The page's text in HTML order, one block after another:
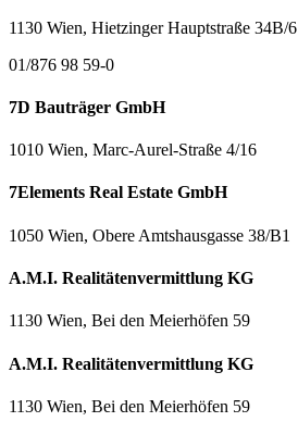
1130 Wien, Hietzinger Hauptstraße 34B/6
01/876 98 59-0
7D Bauträger GmbH
1010 Wien, Marc-Aurel-Straße 4/16
7Elements Real Estate GmbH
1050 Wien, Obere Amtshausgasse 38/B1
A.M.I. Realitätenvermittlung KG
1130 Wien, Bei den Meierhöfen 59
A.M.I. Realitätenvermittlung KG
1130 Wien, Bei den Meierhöfen 59